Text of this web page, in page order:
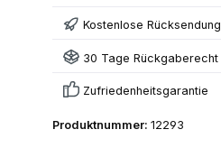
Kostenlose Rücksendung
30 Tage Rückgaberecht
Zufriedenheitsgarantie
Produktnummer: 12293